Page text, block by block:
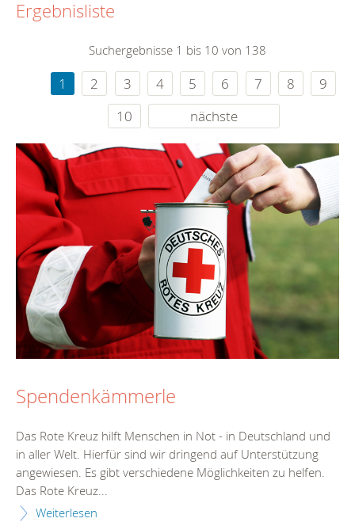
Ergebnisliste
Suchergebnisse 1 bis 10 von 138
1 2 3 4 5 6 7 8
9
10
nächste
Spendenkämmerle
Das Rote Kreuz hilft Menschen in Not - in Deutschland und
in aller Welt. Hierfür sind wir dringend auf Unterstützung
angewiesen. Es gibt verschiedene Möglichkeiten zu helfen.
Das Rote Kreuz...
Weiterlesen